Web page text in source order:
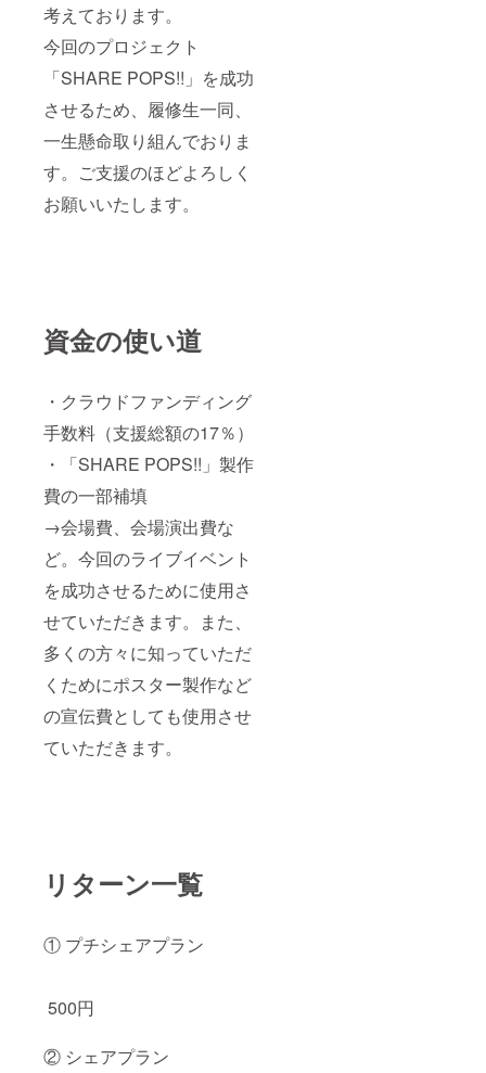
考えております。
今回のプロジェクト
「SHARE POPS!!」を成功
させるため、履修生一同、
一生懸命取り組んでおりま
す。ご支援のほどよろしく
お願いいたします。
資金の使い道
・クラウドファンディング
手数料（支援総額の17％）
・「SHARE POPS!!」製作
費の一部補填
→会場費、会場演出費な
ど。今回のライブイベント
を成功させるために使用さ
せていただきます。また、
多くの方々に知っていただ
くためにポスター製作など
の宣伝費としても使用させ
ていただきます。
リターン一覧
① プチシェアプラン
500円
② シェアプラン